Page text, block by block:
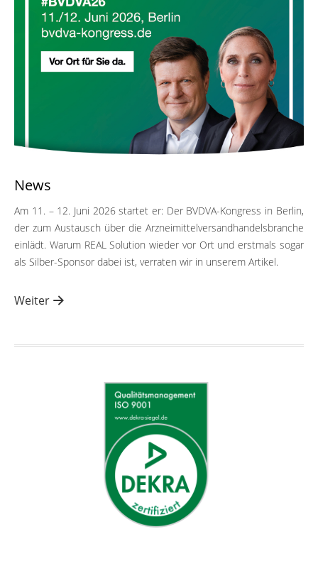
News
Am 11. – 12. Juni 2026 startet er: Der BVDVA-Kongress in Berlin,
der zum Austausch über die Arzneimittelversandhandelsbranche
einlädt. Warum REAL Solution wieder vor Ort und erstmals sogar
als Silber-Sponsor dabei ist, verraten wir in unserem Artikel.
Weiter